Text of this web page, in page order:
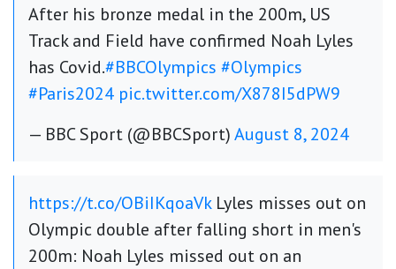
After his bronze medal in the 200m, US
Track and Field have confirmed Noah Lyles
has Covid.#BBCOlympics #Olympics
#Paris2024 pic.twitter.com/X878I5dPW9
— BBC Sport (@BBCSport)August 8, 2024
https://t.co/OBiIKqoaVkLyles misses out on
Olympic double after falling short in men's
200m: Noah Lyles missed out on an